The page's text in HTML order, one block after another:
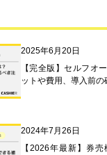
2025年6月20日
【完全版】セルフオ
ットや費用、導入前
2024年7月26日
【2026年最新】券